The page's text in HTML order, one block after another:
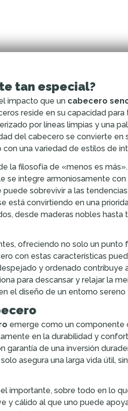
tan especial?
impacto que un cabecero
reside en su capacidad para
por líneas limpias y una
del cabecero se convierte en
una variedad de estilos de
la filosofía de «menos es
se integre armoniosamente
sobrevivir a las
está convirtiendo en una
desde maderas nobles hasta
ofreciendo no solo un punto
con estas características
y ordenado contribuye
para descansar y relajar la
el diseño de un entorno sereno
emerge como un componente
en la durabilidad y
de una inversión
asegura una larga vida útil,
importante, sobre todo en lo
y cálido al que uno puede